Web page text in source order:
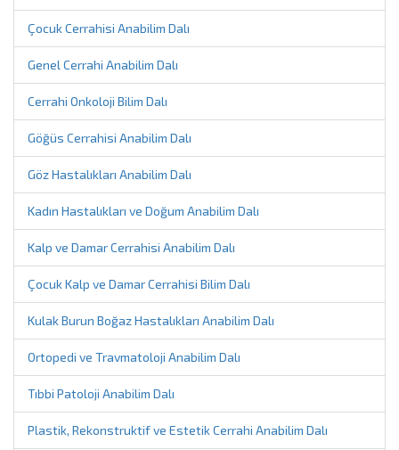
Çocuk Cerrahisi Anabilim Dalı
Genel Cerrahi Anabilim Dalı
Cerrahi Onkoloji Bilim Dalı
Göğüs Cerrahisi Anabilim Dalı
Göz Hastalıkları Anabilim Dalı
Kadın Hastalıkları ve Doğum Anabilim Dalı
Kalp ve Damar Cerrahisi Anabilim Dalı
Çocuk Kalp ve Damar Cerrahisi Bilim Dalı
Kulak Burun Boğaz Hastalıkları Anabilim Dalı
Ortopedi ve Travmatoloji Anabilim Dalı
Tıbbi Patoloji Anabilim Dalı
Plastik, Rekonstruktif ve Estetik Cerrahi Anabilim Dalı